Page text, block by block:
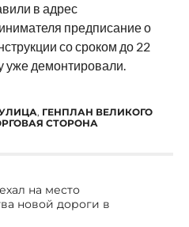
в адрес
предписание о
со сроком до 22
уже демонтировали.
, ГЕНПЛАН ВЕЛИКОГО
СТОРОНА
на место
новой дороги в